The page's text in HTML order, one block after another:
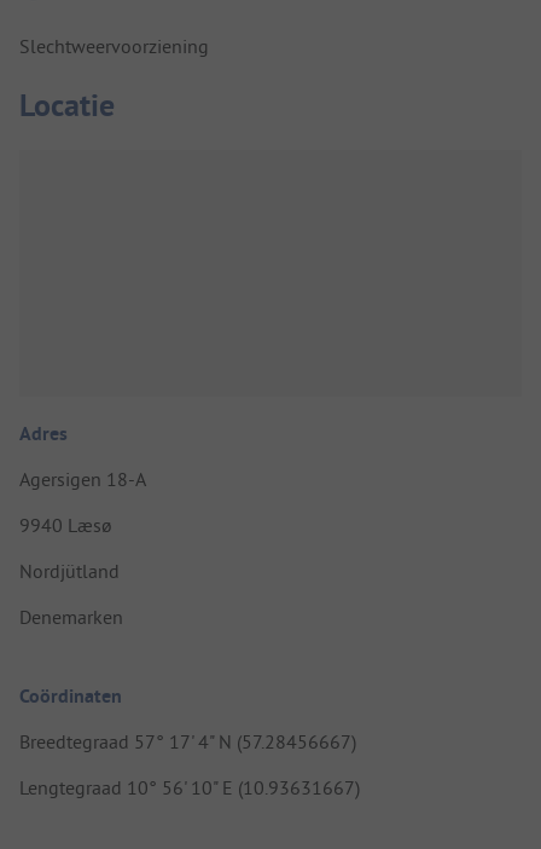
Slechtweervoorziening
Locatie
Adres
Agersigen 18-A
9940 Læsø
Nordjütland
Denemarken
Coördinaten
Breedtegraad 57° 17' 4" N (57.28456667)
Lengtegraad 10° 56' 10" E (10.93631667)